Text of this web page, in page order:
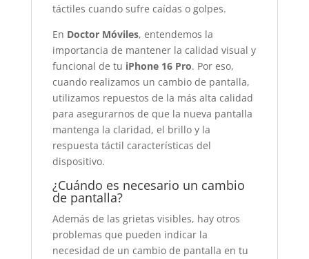
táctiles cuando sufre caídas o golpes.
En Doctor Móviles, entendemos la
importancia de mantener la calidad visual y
funcional de tu iPhone 16 Pro. Por eso,
cuando realizamos un cambio de pantalla,
utilizamos repuestos de la más alta calidad
para asegurarnos de que la nueva pantalla
mantenga la claridad, el brillo y la
respuesta táctil características del
dispositivo.
¿Cuándo es necesario un cambio
de pantalla?
Además de las grietas visibles, hay otros
problemas que pueden indicar la
necesidad de un cambio de pantalla en tu